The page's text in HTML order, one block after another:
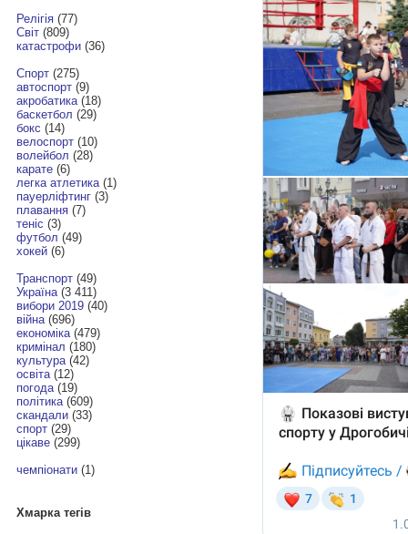
Релігія(77)
Світ(809)
катастрофи(36)
Спорт(275)
автоспорт(9)
акробатика(18)
баскетбол (29)
бокс (14)
велоспорт(10)
волейбол (28)
карате(6)
легка атлетика(1)
пауерліфтинг(3)
плавання(7)
теніс (3)
футбол (49)
хокей(6)
Транспорт(49)
Україна(3 411)
вибори 2019(40)
війна(696)
економіка(479)
кримінал (180)
культура(42)
освіта(12)
погода(19)
політика(609)
скандали(33)
спорт(29)
цікаве(299)
чемпіонати(1)
Хмарка тегів